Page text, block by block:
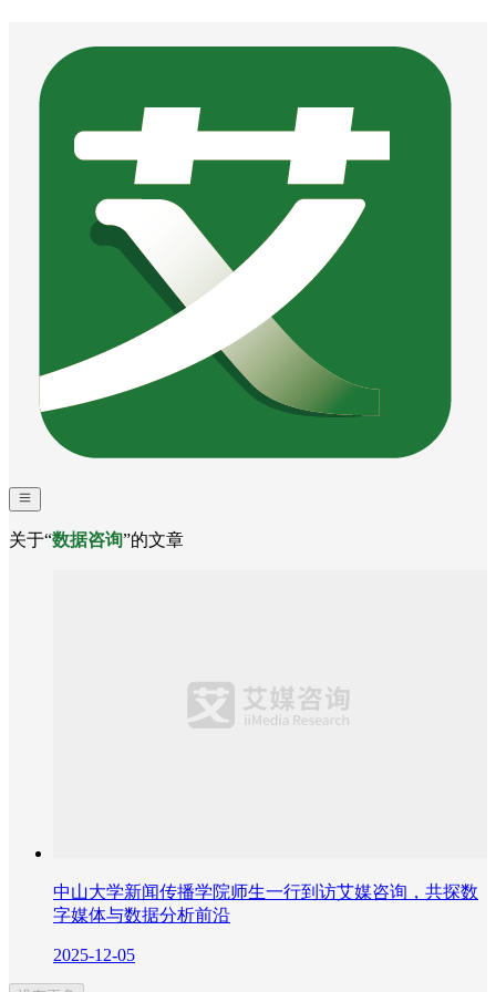
关于“数据咨询”的文章
中山大学新闻传播学院师生一行到访艾媒咨询，共探数
字媒体与数据分析前沿
2025-12-05